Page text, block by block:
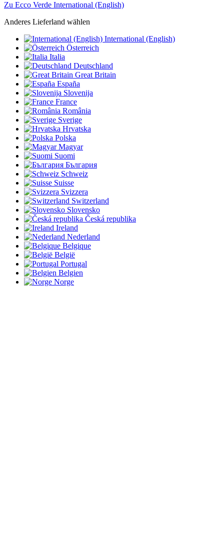
Zu Ecco Verde International (English)
Anderes Lieferland wählen
International (English)
Österreich
Italia
Deutschland
Great Britain
España
Slovenija
France
România
Sverige
Hrvatska
Polska
Magyar
Suomi
България
Schweiz
Suisse
Svizzera
Switzerland
Slovensko
Česká republika
Ireland
Nederland
Belgique
België
Portugal
Belgien
Norge